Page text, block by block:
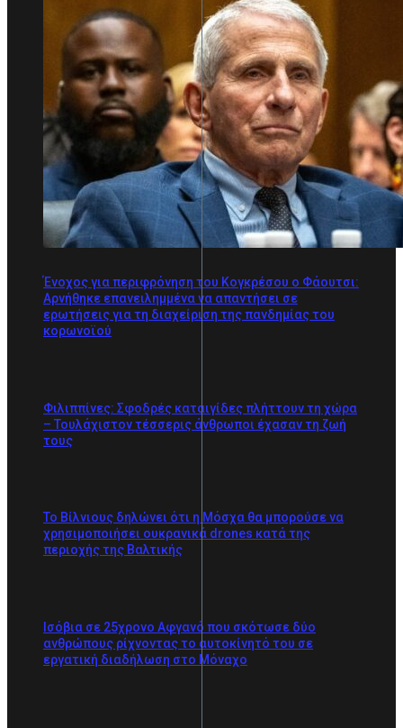
Ένοχος για περιφρόνηση του Κογκρέσου ο Φάουτσι:
Αρνήθηκε επανειλημμένα να απαντήσει σε
ερωτήσεις για τη διαχείριση της πανδημίας του
κορωνοϊού
Φιλιππίνες: Σφοδρές καταιγίδες πλήττουν τη χώρα
– Τουλάχιστον τέσσερις άνθρωποι έχασαν τη ζωή
τους
Το Βίλνιους δηλώνει ότι η Μόσχα θα μπορούσε να
χρησιμοποιήσει ουκρανικά drones κατά της
περιοχής της Βαλτικής
Ισόβια σε 25χρονο Αφγανό που σκότωσε δύο
ανθρώπους ρίχνοντας το αυτοκίνητό του σε
εργατική διαδήλωση στο Μόναχο